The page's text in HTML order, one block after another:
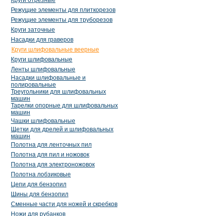
Режущие элементы для плиткорезов
Режущие элементы для труборезов
Круги заточные
Насадки для граверов
Круги шлифовальные веерные
Круги шлифовальные
Ленты шлифовальные
Насадки шлифовальные и
полировальные
Треугольники для шлифовальных
машин
Тарелки опорные для шлифовальных
машин
Чашки шлифовальные
Щетки для дрелей и шлифовальных
машин
Полотна для ленточных пил
Полотна для пил и ножовок
Полотна для электроножовок
Полотна лобзиковые
Цепи для бензопил
Шины для бензопил
Сменные части для ножей и скребков
Ножи для рубанков